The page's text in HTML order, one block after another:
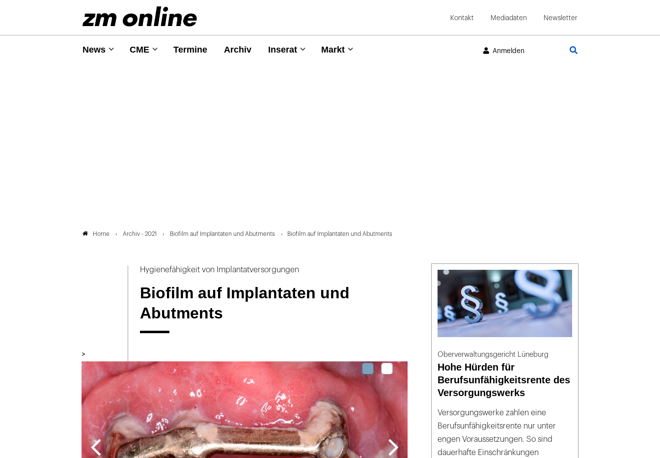
Kontakt Mediadaten Newsletter
News CME Termine Archiv Inserat Markt Anmelden
Home Archiv - 2021 Biofilm auf Implantaten und Abutments Biofilm auf Implantaten und Abutments
Hygienefähigkeit von Implantatversorgungen
Biofilm auf Implantaten und
Abutments
> Oberverwaltungsgericht Lüneburg
Hohe Hürden für
Berufsunfähigkeitsrente des
Versorgungswerks
Versorgungswerke zahlen eine
Berufsunfähigkeitsrente nur unter
engen Voraussetzungen. So sind
dauerhafte Einschränkungen